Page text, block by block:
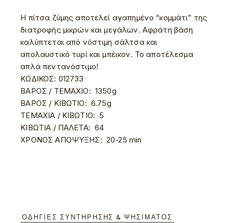
Η πίτσα ζύμης αποτελεί αγαπημένο “κομμάτι” της
διατροφής μικρών και μεγάλων. Αφράτη βάση
καλύπτεται από νόστιμη σάλτσα και
απολαυστικό τυρί και μπέικον. Το αποτέλεσμα
απλά πεντανόστιμο!
ΚΩΔΙΚΟΣ: 012733
ΒΑΡΟΣ / ΤΕΜΑΧΙΟ:1350g
ΒΑΡΟΣ / ΚΙΒΩΤΙΟ:6.75g
ΤΕΜΑΧΙΑ / ΚΙΒΩΤΙΟ: 5
ΚΙΒΩΤΙΑ / ΠΑΛΕΤΑ:64
ΧΡΟΝΟΣ ΑΠΟΨΥΞΗΣ:20-25 min
ΟΔΗΓΊΕΣ ΣΥΝΤΉΡΗΣΗΣ & ΨΗΣΊΜΑΤΟΣ